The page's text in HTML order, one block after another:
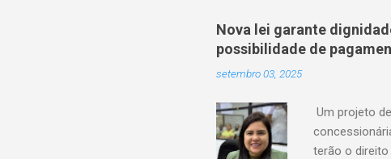
Nova lei garante
possibilidade de
setembro 03, 2025
Um projeto
terão o